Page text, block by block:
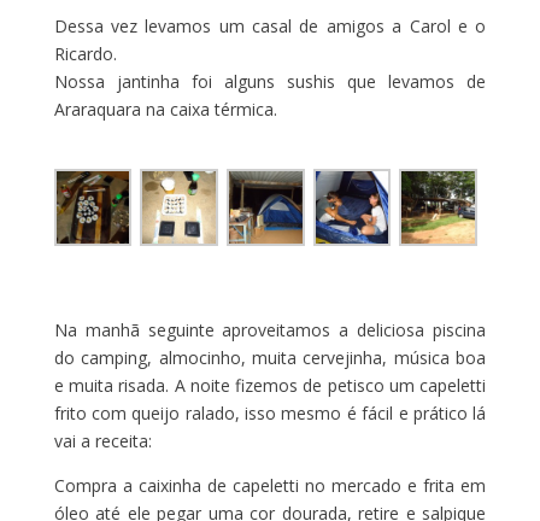
Dessa vez levamos um casal de amigos a Carol e o
Ricardo.
Nossa jantinha foi alguns sushis que levamos de
Araraquara na caixa térmica.
Na manhã seguinte aproveitamos a deliciosa piscina
do camping, almocinho, muita cervejinha, música boa
e muita risada. A noite fizemos de petisco um capeletti
frito com queijo ralado, isso mesmo é fácil e prático lá
vai a receita:
Compra a caixinha de capeletti no mercado e frita em
óleo até ele pegar uma cor dourada, retire e salpique